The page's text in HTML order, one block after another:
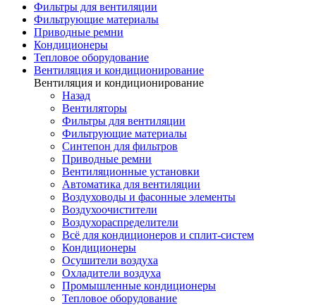
Фильтры для вентиляции
Фильтрующие материалы
Приводные ремни
Кондиционеры
Тепловое оборудование
Вентиляция и кондиционирование
Вентиляция и кондиционирование
Назад
Вентиляторы
Фильтры для вентиляции
Фильтрующие материалы
Синтепон для фильтров
Приводные ремни
Вентиляционные установки
Автоматика для вентиляции
Воздуховоды и фасонные элементы
Воздухоочистители
Воздухораспределители
Всё для кондиционеров и сплит-систем
Кондиционеры
Осушители воздуха
Охладители воздуха
Промышленные кондиционеры
Тепловое оборудование